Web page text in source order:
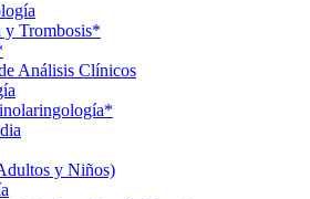
y Trombosis*
Análisis Clínicos
y Niños)